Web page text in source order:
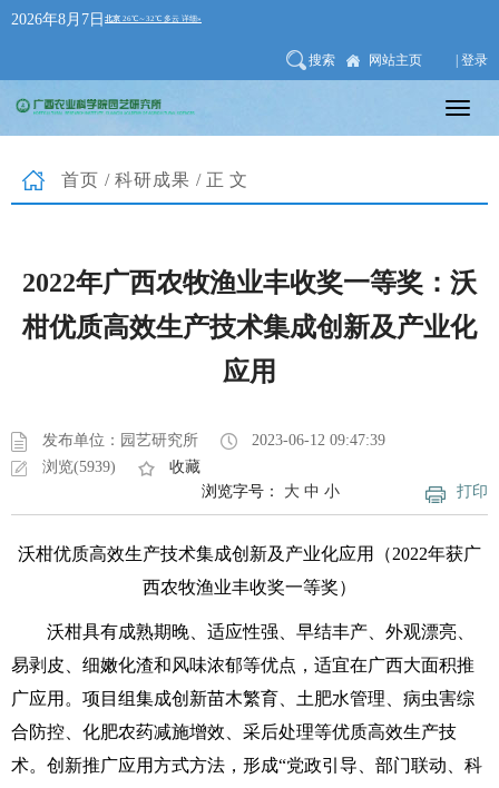
2026年8月7日
搜索 网站主页 | 登录
首页 / 科研成果 /正文
2022年广西农牧渔业丰收奖一等奖：沃
柑优质高效生产技术集成创新及产业化
应用
发布单位：园艺研究所
2023-06-12 09:47:39
浏览(5939)
收藏
打印
浏览字号： 大 中 小
沃柑优质高效生产技术集成创新及产业化应用（2022年获广
西农牧渔业丰收奖一等奖）
沃柑具有成熟期晚、适应性强、早结丰产、外观漂亮、
易剥皮、细嫩化渣和风味浓郁等优点，适宜在广西大面积推
广应用。项目组集成创新苗木繁育、土肥水管理、病虫害综
合防控、化肥农药减施增效、采后处理等优质高效生产技
术。创新推广应用方式方法，形成“党政引导、部门联动、科